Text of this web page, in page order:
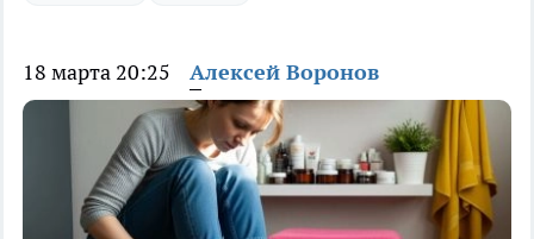
18 марта 20:25 Алексей Воронов